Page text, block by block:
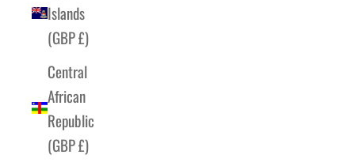
Islands
(GBP £)
Central
African
Republic
(GBP £)